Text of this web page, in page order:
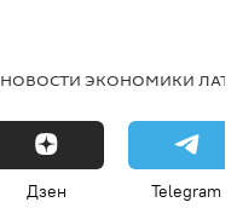
НОВОСТИ ЭКОНОМИКИ
Дзен Telegram